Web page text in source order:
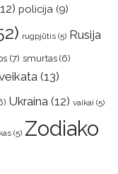
policija (9)
rugpjūtis (5) Rusija
(7) smurtas (6)
(13)
Ukraina (12) vaikai (5)
(5) Zodiako